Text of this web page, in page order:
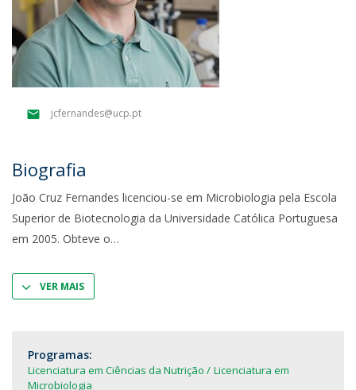
jcfernandes@ucp.pt
Biografia
João Cruz Fernandes licenciou-se em Microbiologia pela Escola
Superior de Biotecnologia da Universidade Católica Portuguesa
em 2005. Obteve o
VER MAIS
Programas:
Licenciatura em Ciências da Nutrição
Licenciatura em
Microbiologia